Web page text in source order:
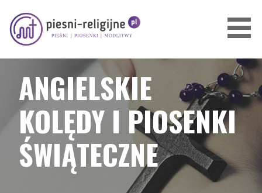
treści
PIOSENKI I PIEŚNI RELIGIJNE
ANGIELSKIE
KOLĘDY I PIOSENKI
ŚWIĄTECZNE